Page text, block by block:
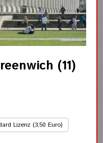
(11)
Lizenz (3,50 Euro)